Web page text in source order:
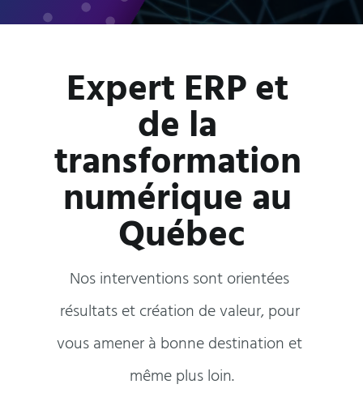
Expert ERP et
de la
transformation
numérique au
Québec
Nos interventions sont orientées
résultats et création de valeur, pour
vous amener à bonne destination et
même plus loin.